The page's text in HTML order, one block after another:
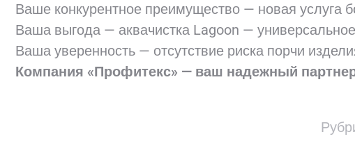
Ваше конкурентное преимущество — новая услуга
Ваша выгода — аквачистка Lagoon —
Ваша уверенность — отсутствие риска порчи
Компания «Профитекс» — ваш надежный